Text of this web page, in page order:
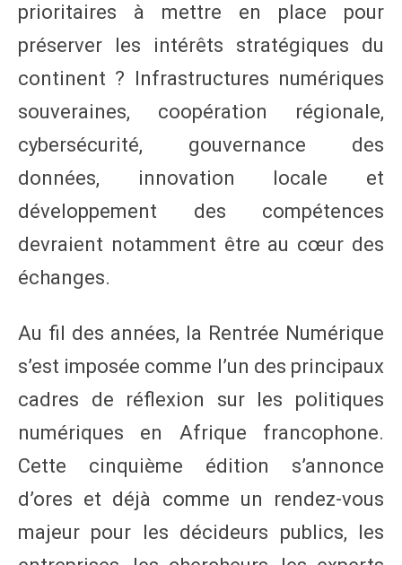
prioritaires à mettre en place pour
préserver les intérêts stratégiques du
continent ? Infrastructures numériques
souveraines, coopération régionale,
cybersécurité, gouvernance des
données, innovation locale et
développement des compétences
devraient notamment être au cœur des
échanges.
Au fil des années, la Rentrée Numérique
s’est imposée comme l’un des principaux
cadres de réflexion sur les politiques
numériques en Afrique francophone.
Cette cinquième édition s’annonce
d’ores et déjà comme un rendez-vous
majeur pour les décideurs publics, les